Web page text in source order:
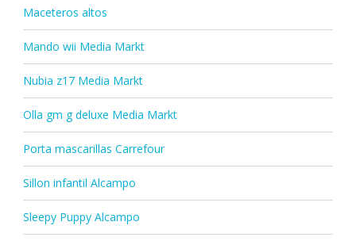
Maceteros altos
Mando wii Media Markt
Nubia z17 Media Markt
Olla gm g deluxe Media Markt
Porta mascarillas Carrefour
Sillon infantil Alcampo
Sleepy Puppy Alcampo